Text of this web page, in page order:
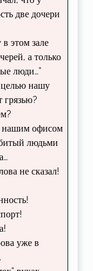
две дочери
этом зале
а только
люди…”
нашу
грязью?
офисом
людьми
не сказал!
уже в